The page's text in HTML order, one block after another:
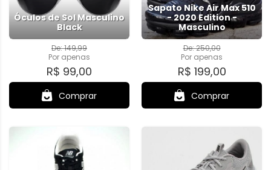
Óculos de Sol Masculino
Black
De: 149,99
Por apenas
R$ 99,00
Comprar
Sapato Nike Air Max 510
- 2020 Edition -
Masculino
De: 250,00
Por apenas
R$ 199,00
Comprar